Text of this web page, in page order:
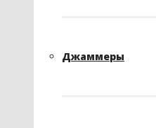
Джаммеры